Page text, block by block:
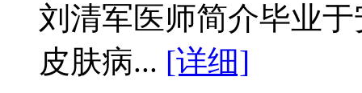
刘清军医师简介毕业
皮肤病... [详细]